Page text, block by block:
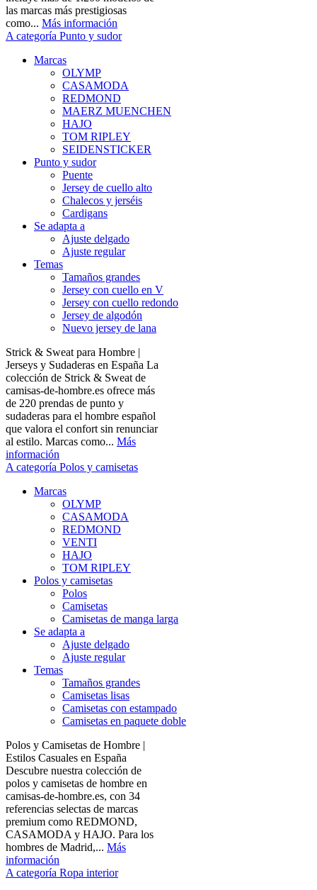
las marcas más prestigiosas
como... Más información
A categoría Punto y sudor
Marcas
OLYMP
CASAMODA
REDMOND
MAERZ MUENCHEN
HAJO
TOM RIPLEY
SEIDENSTICKER
Punto y sudor
Puente
Jersey de cuello alto
Chalecos y jerséis
Cardigans
Se adapta a
Ajuste delgado
Ajuste regular
Temas
Tamaños grandes
Jersey con cuello en V
Jersey con cuello redondo
Jersey de algodón
Nuevo jersey de lana
Strick & Sweat para Hombre |
Jerseys y Sudaderas en España La
colección de Strick & Sweat de
camisas-de-hombre.es ofrece más
de 220 prendas de punto y
sudaderas para el hombre español
que valora el confort sin renunciar
al estilo. Marcas como... Más
información
A categoría Polos y camisetas
Marcas
OLYMP
CASAMODA
REDMOND
VENTI
HAJO
TOM RIPLEY
Polos y camisetas
Polos
Camisetas
Camisetas de manga larga
Se adapta a
Ajuste delgado
Ajuste regular
Temas
Tamaños grandes
Camisetas lisas
Camisetas con estampado
Camisetas en paquete doble
Polos y Camisetas de Hombre |
Estilos Casuales en España
Descubre nuestra colección de
polos y camisetas de hombre en
camisas-de-hombre.es, con 34
referencias selectas de marcas
premium como REDMOND,
CASAMODA y HAJO. Para los
hombres de Madrid,... Más
información
A categoría Ropa interior